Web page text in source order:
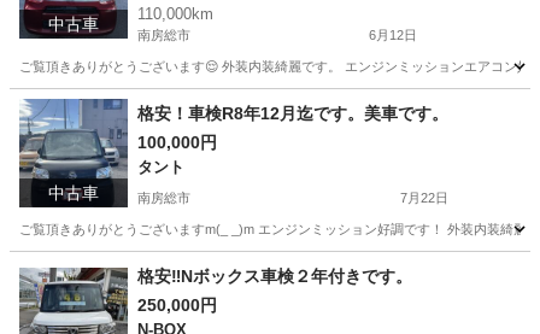
中古車
110,000km
南房総市 6月12日
ご覧頂きありがとうございます😌 外装内装綺麗です。 エンジンミッションエアコン
千葉 南房総市 タント 格安
中古車
格安！車検R8年12月迄です。美車です。
100,000円
タント
南房総市 7月22日
ご覧頂きありがとうございますm(_ _)m エンジンミッション好調です！ 外装内装綺
千葉 南房総市 タント ミッション
格安‼️Nボックス車検２年付きです。
250,000円
N-BOX